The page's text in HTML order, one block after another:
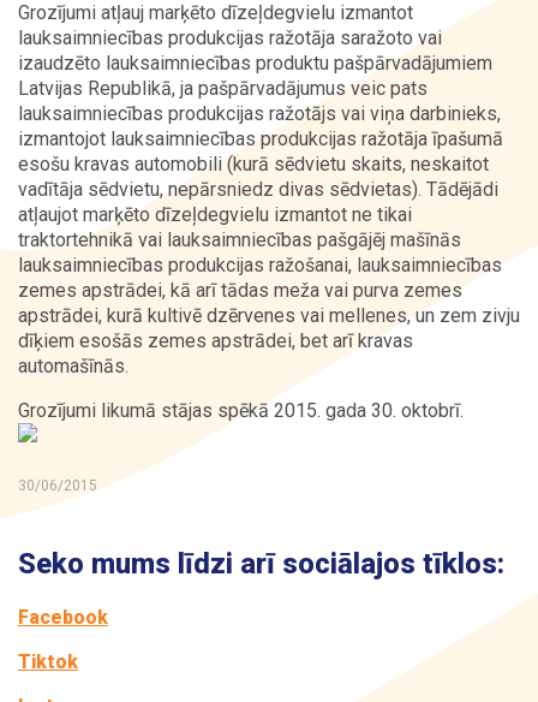
Vairumtirdzniecība Par ASTARTE
Kontakti
Grozījumi atļauj marķēto dīzeļdegvielu izmantot
lauksaimniecības produkcijas ražotāja saražoto vai
izaudzēto lauksaimniecības produktu pašpārvadājumiem
Latvijas Republikā, ja pašpārvadājumus veic pats
lauksaimniecības produkcijas ražotājs vai viņa darbinieks,
izmantojot lauksaimniecības produkcijas ražotāja īpašumā
esošu kravas automobili (kurā sēdvietu skaits, neskaitot
vadītāja sēdvietu, nepārsniedz divas sēdvietas). Tādējādi
atļaujot marķēto dīzeļdegvielu izmantot ne tikai
traktortehnikā vai lauksaimniecības pašgājēj mašīnās
lauksaimniecības produkcijas ražošanai, lauksaimniecības
zemes apstrādei, kā arī tādas meža vai purva zemes
apstrādei, kurā kultivē dzērvenes vai mellenes, un zem zivju
dīķiem esošās zemes apstrādei, bet arī kravas
automašīnās.
Grozījumi likumā stājas spēkā 2015. gada 30. oktobrī.
30/06/2015
Seko mums līdzi arī sociālajos tīklos:
Facebook
Tiktok